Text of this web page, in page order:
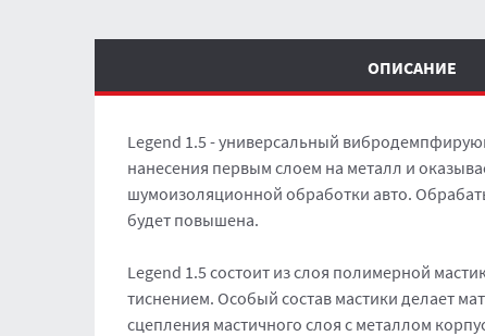
ОПИСАНИЕ
Legend 1.5 - универсальный
нанесения первым слоем на металл и
шумоизоляционной обработки авто.
будет повышена.
Legend 1.5 состоит из слоя полимерной
тиснением. Особый состав мастики делает
сцепления мастичного слоя с металлом